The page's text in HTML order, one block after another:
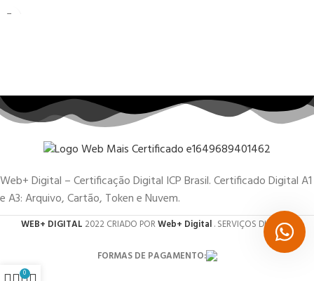
Web+ Digital – Certificação Digital ICP Brasil. Certificado Digital A1
e A3: Arquivo, Cartão, Token e Nuvem.
WEB+ DIGITAL 2022 CRIADO PORWeb+ Digital. SERVIÇOS DIGITAIS.
FORMAS DE PAGAMENTO:
0